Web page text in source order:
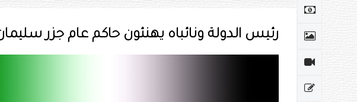
رئيس الدولة ونائباه يهنئون حاكم عام جزر